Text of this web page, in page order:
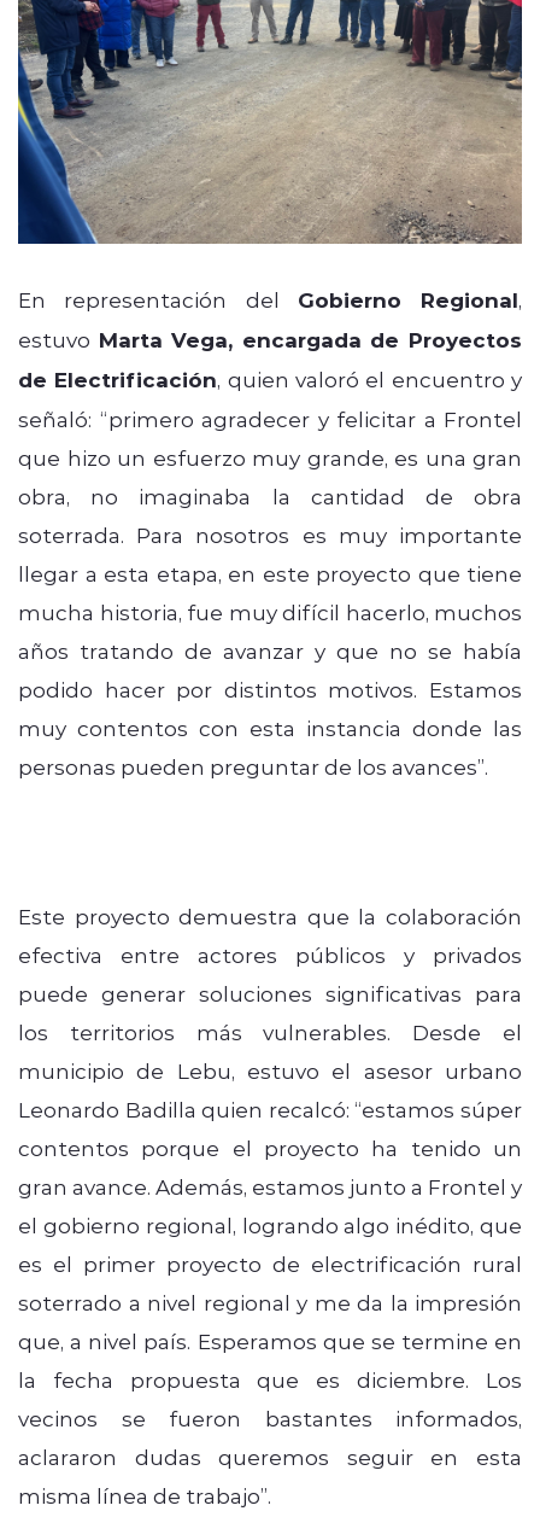
En representación del Gobierno Regional,
estuvo Marta Vega, encargada de Proyectos
de Electrificación, quien valoró el encuentro y
señaló: “primero agradecer y felicitar a Frontel
que hizo un esfuerzo muy grande, es una gran
obra, no imaginaba la cantidad de obra
soterrada. Para nosotros es muy importante
llegar a esta etapa, en este proyecto que tiene
mucha historia, fue muy difícil hacerlo, muchos
años tratando de avanzar y que no se había
podido hacer por distintos motivos. Estamos
muy contentos con esta instancia donde las
personas pueden preguntar de los avances”.
Este proyecto demuestra que la colaboración
efectiva entre actores públicos y privados
puede generar soluciones significativas para
los territorios más vulnerables. Desde el
municipio de Lebu, estuvo el asesor urbano
Leonardo Badilla quien recalcó: “estamos súper
contentos porque el proyecto ha tenido un
gran avance. Además, estamos junto a Frontel y
el gobierno regional, logrando algo inédito, que
es el primer proyecto de electrificación rural
soterrado a nivel regional y me da la impresión
que, a nivel país. Esperamos que se termine en
la fecha propuesta que es diciembre. Los
vecinos se fueron bastantes informados,
aclararon dudas queremos seguir en esta
misma línea de trabajo”.